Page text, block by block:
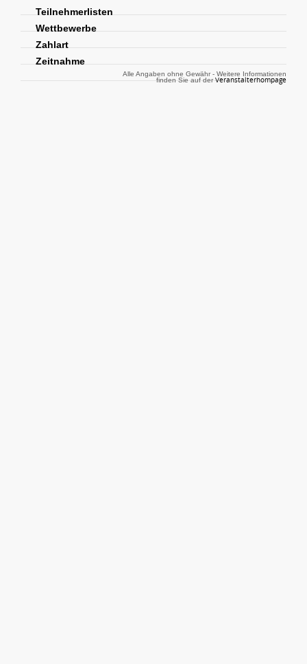
Teilnehmerlisten
Wettbewerbe
Zahlart
Zeitnahme
Alle Angaben ohne Gewähr - Weitere Informationen
finden Sie auf der Veranstalterhompage